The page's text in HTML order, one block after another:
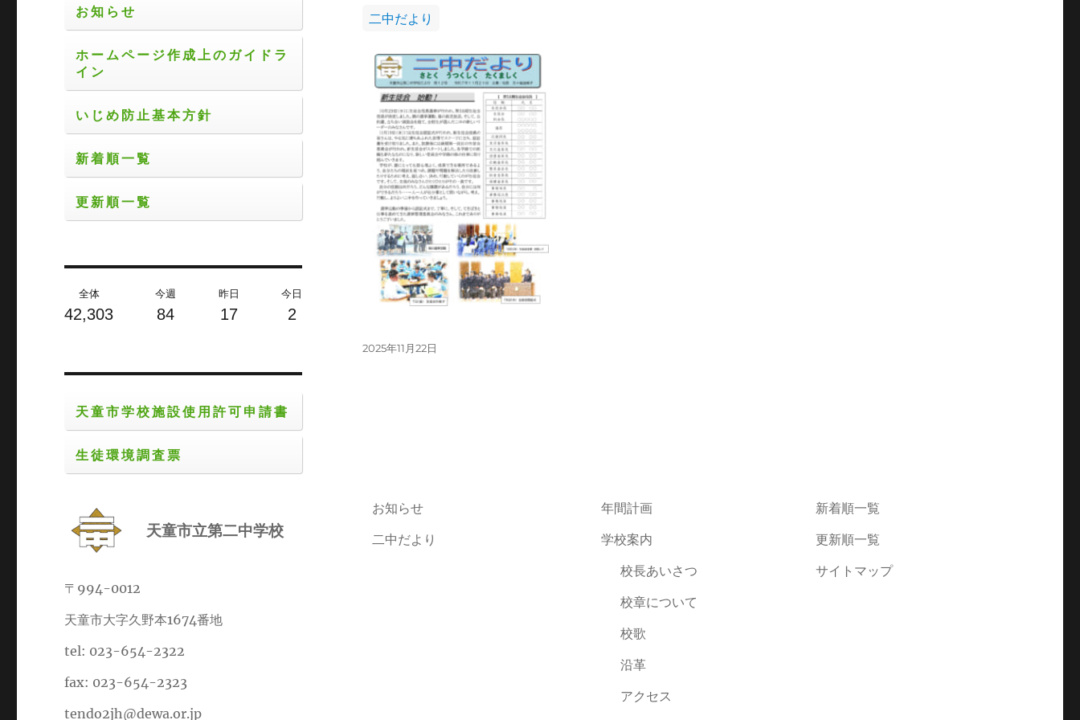
カ
ゴ
リ
二中だより
投
2025年11月22日
お知らせ
ホームページ作成上のガイドラ
イン
いじめ防止基本方針
新着順一覧
更新順一覧
全体
42,303
今週
84
昨日
17
今日
2
天童市学校施設使用許可申請書
生徒環境調査票
天童市立第二中学校
〒994-0012
天童市大字久野本1674番地
tel: 023-654-2322
fax: 023-654-2323
tendo2jh@dewa.or.jp
お知らせ
二中だより
年間計画
学校案内
校長あいさつ
校章について
校歌
沿革
アクセス
新着順一覧
更新順一覧
サイトマップ